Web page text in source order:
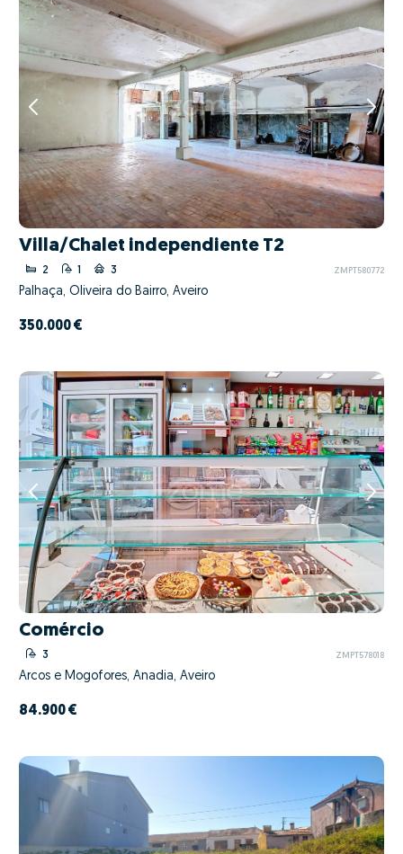
Villa/Chalet independiente T2
2 1 3 ZMPT580772
Palhaça, Oliveira do Bairro, Aveiro
350.000 €
Comércio
3 ZMPT578018
Arcos e Mogofores, Anadia, Aveiro
84.900 €